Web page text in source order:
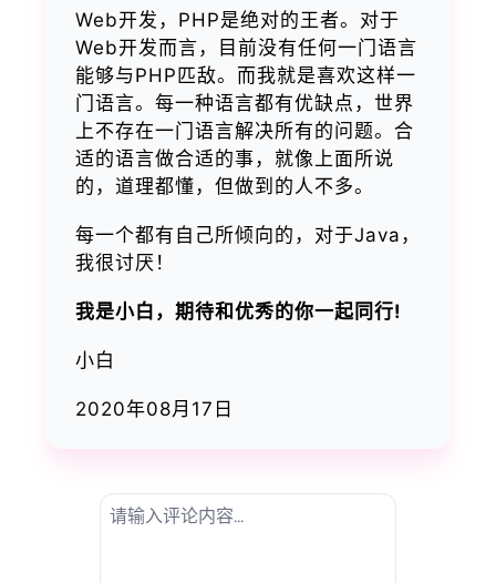
Web开发，PHP是绝对的王者。对于
Web开发而言，目前没有任何一门语言
能够与PHP匹敌。而我就是喜欢这样一
门语言。每一种语言都有优缺点，世界
上不存在一门语言解决所有的问题。合
适的语言做合适的事，就像上面所说
的，道理都懂，但做到的人不多。
每一个都有自己所倾向的，对于Java，
我很讨厌！
我是小白，期待和优秀的你一起同行!
小白
2020年08月17日